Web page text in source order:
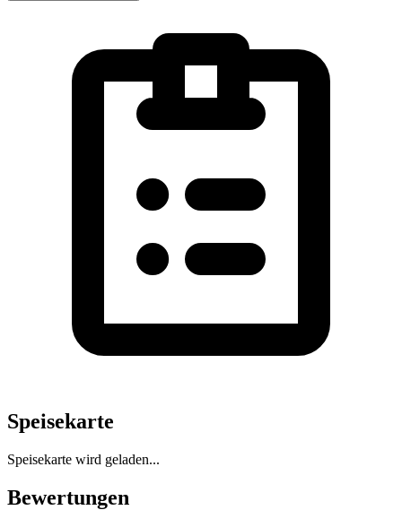
Speisekarte
Speisekarte wird geladen...
Bewertungen